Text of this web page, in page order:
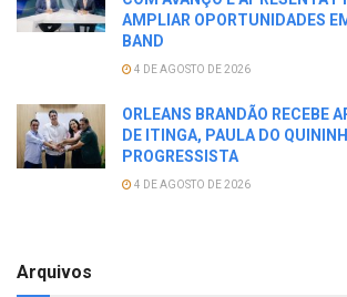
AMPLIAR OPORTUNIDADES
BAND
4 DE AGOSTO DE 2026
ORLEANS BRANDÃO RECEBE
DE ITINGA, PAULA DO
PROGRESSISTA
4 DE AGOSTO DE 2026
Arquivos